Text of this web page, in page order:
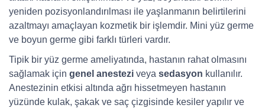
yeniden pozisyonlandırılması ile yaşlanmanın belirtilerini
azaltmayı amaçlayan kozmetik bir işlemdir. Mini yüz germe
ve boyun germe gibi farklı türleri vardır.
Tipik bir yüz germe ameliyatında, hastanın rahat olmasını
sağlamak için genel anestezi veya sedasyon kullanılır.
Anestezinin etkisi altında ağrı hissetmeyen hastanın
yüzünde kulak, şakak ve saç çizgisinde kesiler yapılır ve